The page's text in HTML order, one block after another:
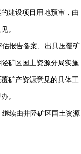
建设项目用地预审，由
。
报告备案、出具压覆矿
矿区国土资源分局实施
矿产资源意见的具体工
。
续由井陉矿区国土资源